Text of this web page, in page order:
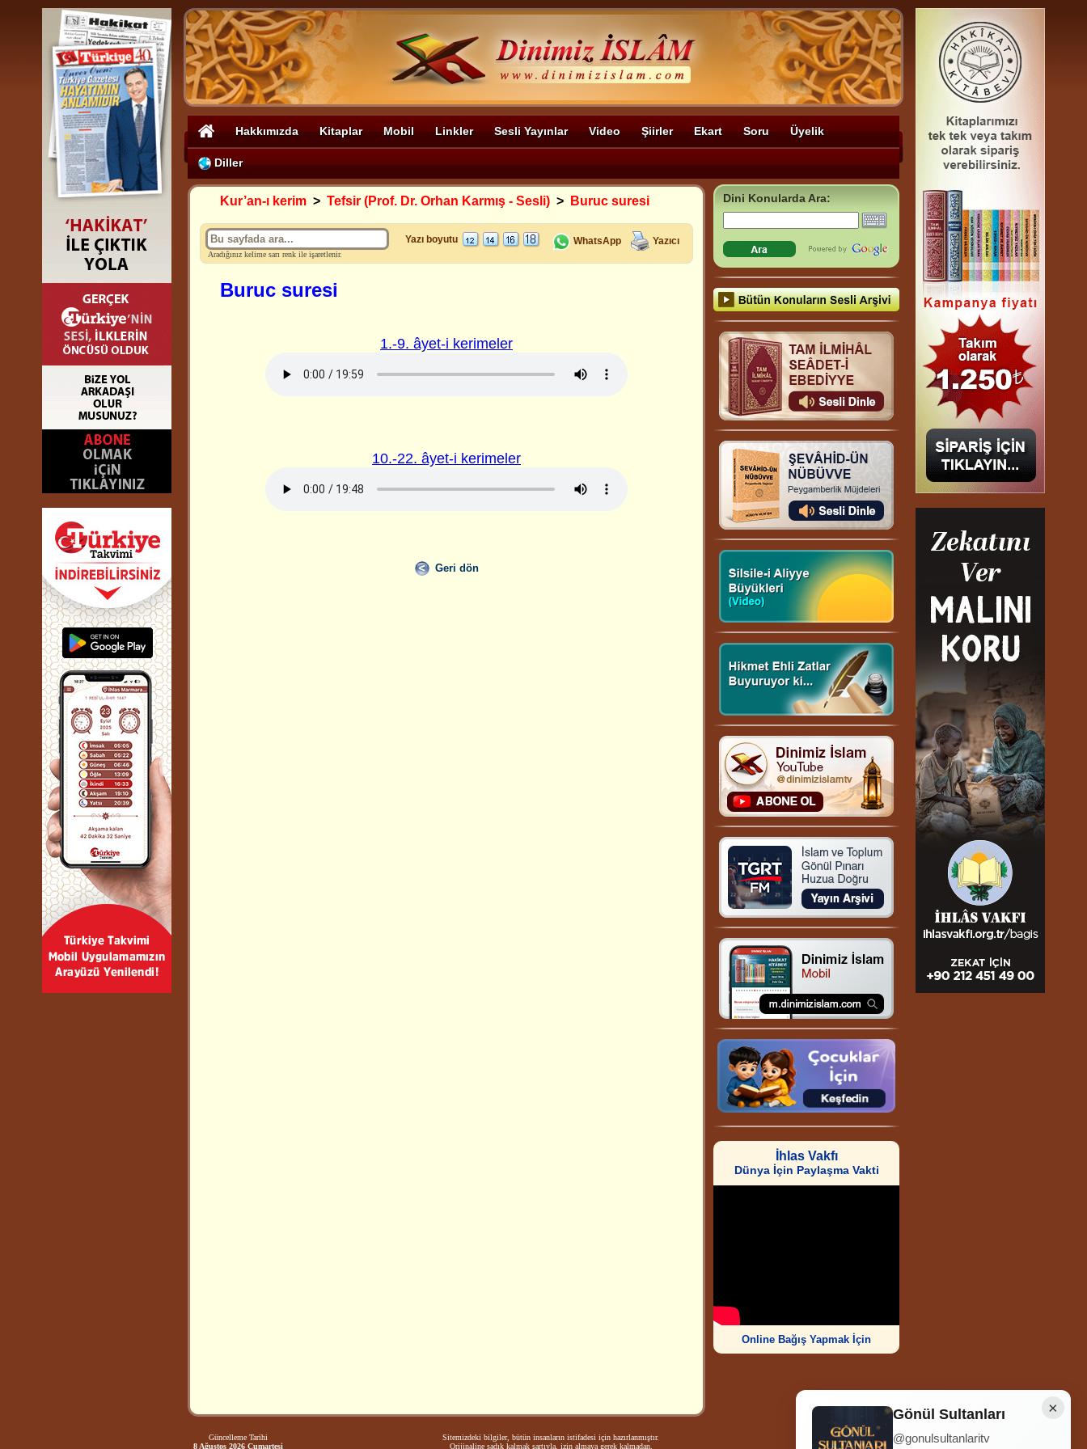
Hakkımızda Kitaplar Mobil Linkler Sesli Yayınlar Video Şiirler Ekart Soru Üyelik
Diller
Kur’an-ı kerim > Tefsir (Prof. Dr. Orhan Karmış - Sesli) > Buruc suresi
Aradığınız kelime sarı renk ile işaretlenir.
Yazı boyutu WhatsApp Yazıcı
Buruc suresi
1.-9. âyet-i kerimeler
10.-22. âyet-i kerimeler
Geri dön
Dini Konularda Ara:
İhlas Vakfı
Dünya İçin Paylaşma Vakti
Online Bağış Yapmak İçin
Güncelleme Tarihi
8 Ağustos 2026 Cumartesi
Sitemizdeki bilgiler, bütün insanların istifadesi için hazırlanmıştır.
Orijinaline sadık kalmak şartıyla, izin almaya gerek kalmadan,
Ziyaretçi Sayısı
252.012.661
×
Gönül Sultanları
@gonulsultanlaritv